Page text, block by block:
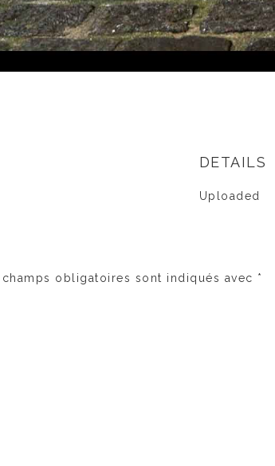
DETAILS
Uploaded
champs obligatoires sont indiqués avec *